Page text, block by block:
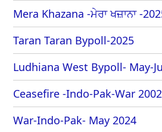
Mera Khazana -ਮੇਰਾ ਖਜ਼ਾਨਾ -
Taran Taran Bypoll-2025
Ludhiana West Bypoll- May-
Ceasefire -Indo-Pak-War
War-Indo-Pak- May 2024